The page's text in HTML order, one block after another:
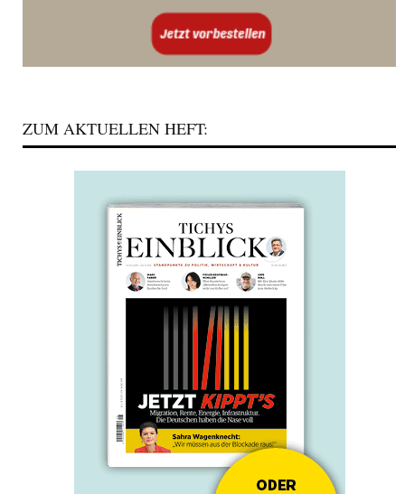
ZUM AKTUELLEN HEFT: